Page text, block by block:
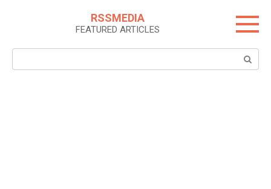
RSSMEDIA
FEATURED ARTICLES
Search: